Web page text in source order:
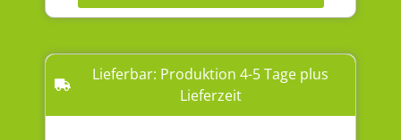
Lieferbar: Produktion 4-5 Tage plus
Lieferzeit